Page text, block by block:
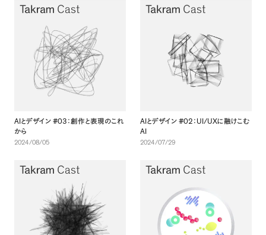
AI とデザイン #03 ：創作と表現のこれ
から
2024/08/05
AI とデザイン #02 ： UI/UXに融けこむ
AI
2024/07/29